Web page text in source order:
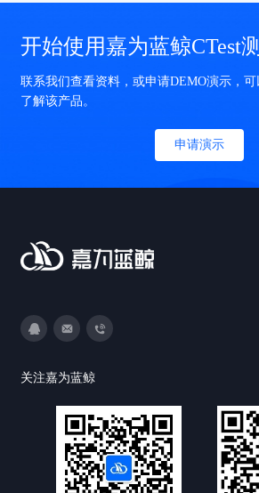
开始使用嘉为蓝鲸CTest
联系我们查看资料，或申请DEMO演示，
了解该产品。
申请演示
关注嘉为蓝鲸